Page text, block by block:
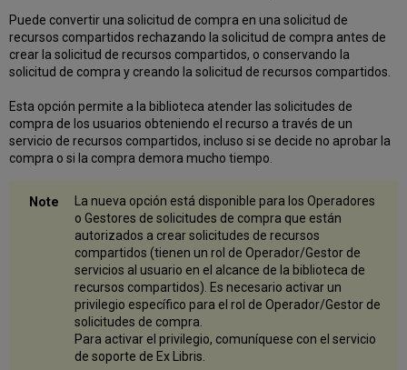
Puede convertir una solicitud de compra en una solicitud de
recursos compartidos rechazando la solicitud de compra antes de
crear la solicitud de recursos compartidos, o conservando la
solicitud de compra y creando la solicitud de recursos compartidos.
Esta opción permite a la biblioteca atender las solicitudes de
compra de los usuarios obteniendo el recurso a través de un
servicio de recursos compartidos, incluso si se decide no aprobar la
compra o si la compra demora mucho tiempo.
La nueva opción está disponible para los Operadores
o Gestores de solicitudes de compra que están
autorizados a crear solicitudes de recursos
compartidos (tienen un rol de Operador/Gestor de
servicios al usuario en el alcance de la biblioteca de
recursos compartidos). Es necesario activar un
privilegio específico para el rol de Operador/Gestor de
solicitudes de compra.
Para activar el privilegio, comuníquese con el servicio
de soporte de Ex Libris.